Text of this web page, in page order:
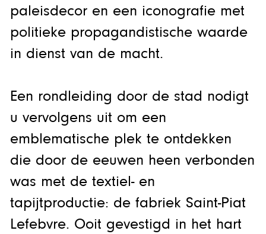
paleisdecor en een iconografie met
politieke propagandistische waarde
in dienst van de macht.
Een rondleiding door de stad nodigt
u vervolgens uit om een
emblematische plek te ontdekken
die door de eeuwen heen verbonden
was met de textiel- en
tapijtproductie: de fabriek Saint-Piat
Lefebvre. Ooit gevestigd in het hart